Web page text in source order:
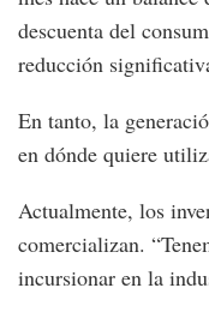
descuenta del
reducción
En tanto, la
en dónde quiere
Actualmente, los
comercializan.
incursionar en la